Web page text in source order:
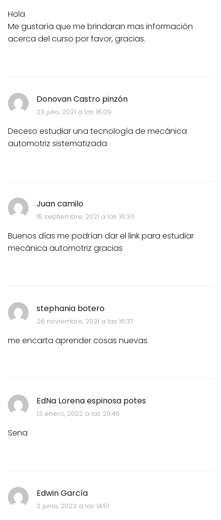
Hola
Me gustaría que me brindaran mas información
acerca del curso por favor, gracias.
Donovan Castro pinzón
23 julio, 2021 a las 16:09
Deceso estudiar una tecnología de mecánica
automotriz sistematizada
Juan camilo
15 septiembre, 2021 a las 16:33
Buenos días me podrían dar el link para estudiar
mecánica automotriz gracias
stephania botero
26 noviembre, 2021 a las 16:37
me encarta aprender cosas nuevas
EdNa Lorena espinosa potes
13 enero, 2022 a las 20:46
Sena
Edwin García
2 junio, 2023 a las 14:51